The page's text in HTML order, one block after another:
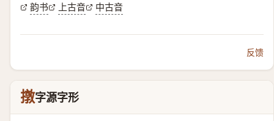
韵书 上古音 中古音
反馈
撴字源字形